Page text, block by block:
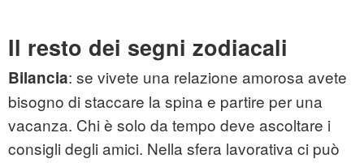
Il resto dei segni zodiacali
Bilancia: se vivete una relazione amorosa avete
bisogno di staccare la spina e partire per una
vacanza. Chi è solo da tempo deve ascoltare i
consigli degli amici. Nella sfera lavorativa ci può